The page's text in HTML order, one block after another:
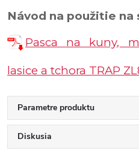
Návod na použitie na
Pasca na kuny,
lasice a tchora TRAP
Parametre produktu
Diskusia